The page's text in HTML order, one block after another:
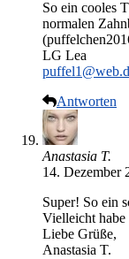
So ein cooles
normalen
LG Lea
Antworten
Anastasia T.
14. Dezember
Super! So ein
Vielleicht
Liebe Grüße,
Anastasia T.